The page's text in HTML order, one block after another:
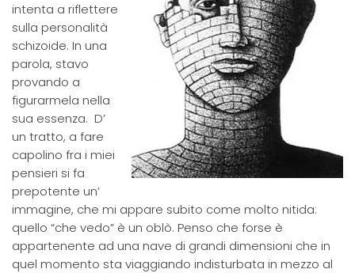
intenta a riflettere
sulla personalità
schizoide. In una
parola, stavo
provando a
figurarmela nella
sua essenza. D’
un tratto, a fare
capolino fra i miei
pensieri si fa
prepotente un’
immagine, che mi appare subito come molto nitida:
quello “che vedo” è un oblò. Penso che forse è
appartenente ad una nave di grandi dimensioni che in
quel momento sta viaggiando indisturbata in mezzo al